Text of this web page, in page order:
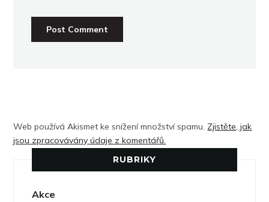
Web používá Akismet ke snížení množství spamu. Zjistěte, jak
jsou zpracovávány údaje z komentářů.
RUBRIKY
Akce